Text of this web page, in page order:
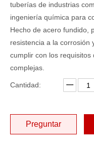
tuberías de industrias
ingeniería química para
Hecho de acero fundido,
resistencia a la corrosión
cumplir con los
complejas.
Cantidad:
Preguntar